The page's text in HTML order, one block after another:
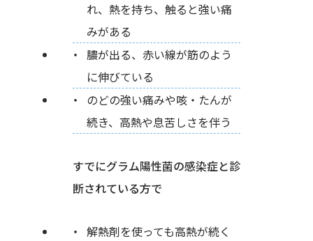
れ、熱を持ち、触ると強い痛
みがある
膿が出る、赤い線が筋のよう
に伸びている
のどの強い痛みや咳・たんが
続き、高熱や息苦しさを伴う
すでにグラム陽性菌の感染症と診
断されている方で
解熱剤を使っても高熱が続く